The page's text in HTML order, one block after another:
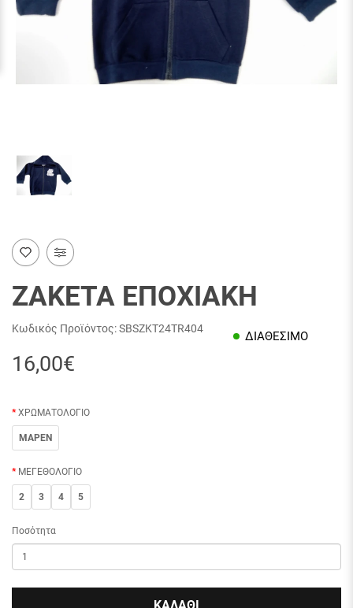
ΖΑΚΕΤΑ ΕΠΟΧΙΑΚΗ
Κωδικός Προϊόντος:SBSZKT24TR404
ΔΙΑΘΕΣΙΜΟ
16,00€
ΧΡΩΜΑΤΟΛΟΓΙΟ
ΜΑΡΕΝ
ΜΕΓΕΘΟΛΟΓΙΟ
2 3 4 5
Ποσότητα